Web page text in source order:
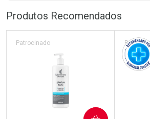
Laboratório
Ativar Desconto
Por Menos
Produtos Recomendados
Patrocinado